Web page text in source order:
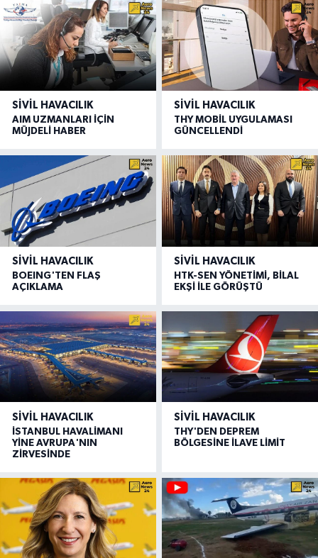
SIVIL HAVACILIK
AIM UZMANLARI İÇİN
MÜJDELİ HABER
SIVIL HAVACILIK
THY MOBİL UYGULAMASI
GÜNCELLENDİ
SIVIL HAVACILIK
BOEING'TEN FLAŞ
AÇIKLAMA
SIVIL HAVACILIK
HTK-SEN YÖNETİMİ, BİLAL
EKŞİ İLE GÖRÜŞTÜ
SIVIL HAVACILIK
İSTANBUL HAVALİMANI
YİNE AVRUPA'NIN
ZİRVESİNDE
SIVIL HAVACILIK
THY'DEN DEPREM
BÖLGESİNE İLAVE LİMİT